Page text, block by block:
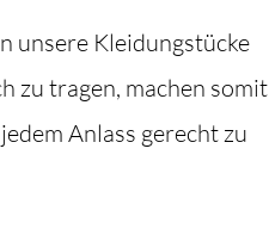
unsere Kleidungstücke
zu tragen, machen somit
Anlass gerecht zu